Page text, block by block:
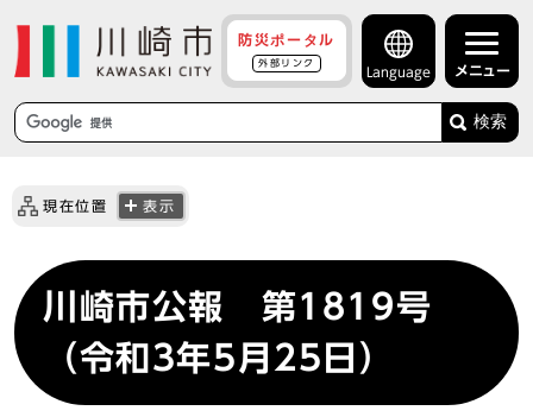
防災ポータル
外部リンク
Language メニュー
検索
現在位置 表示
川崎市公報 第1819号
（令和3年5月25日）